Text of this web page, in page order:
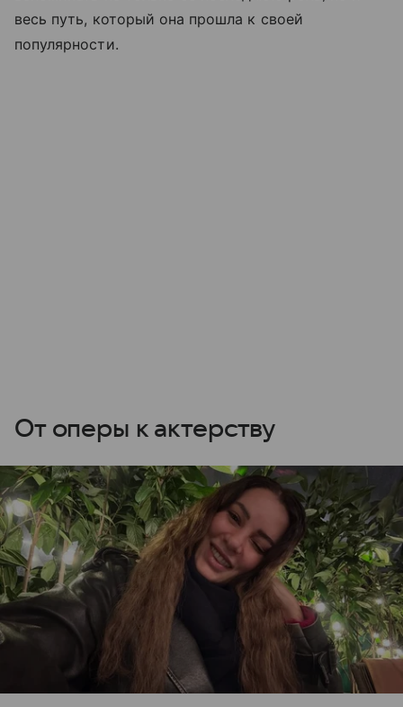
весь путь, который она прошла к своей
популярности.
От оперы к актерству